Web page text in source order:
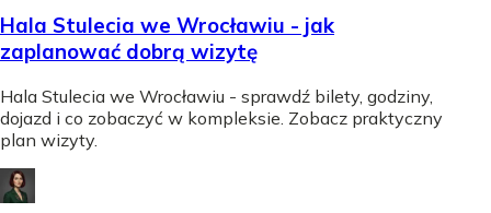
Hala Stulecia we Wrocławiu - jak
zaplanować dobrą wizytę
Hala Stulecia we Wrocławiu - sprawdź bilety, godziny,
dojazd i co zobaczyć w kompleksie. Zobacz praktyczny
plan wizyty.